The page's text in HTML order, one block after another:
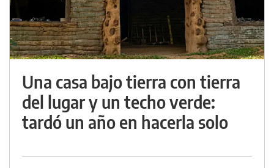
Una casa bajo tierra con tierra
del lugar y un techo verde:
tardó un año en hacerla solo